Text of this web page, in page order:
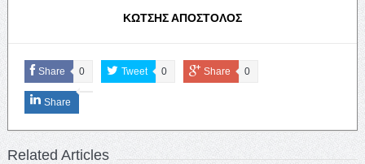
ΚΩΤΣΗΣ ΑΠΟΣΤΟΛΟΣ
Share 0 Tweet 0 Share 0
Share
Related Articles